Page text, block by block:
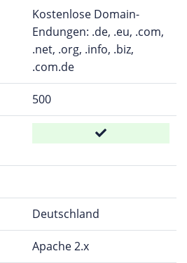
Kostenlose Domain-
Endungen: .de, .eu, .com,
.net, .org, .info, .biz,
.com.de
500
Deutschland
Apache 2.x